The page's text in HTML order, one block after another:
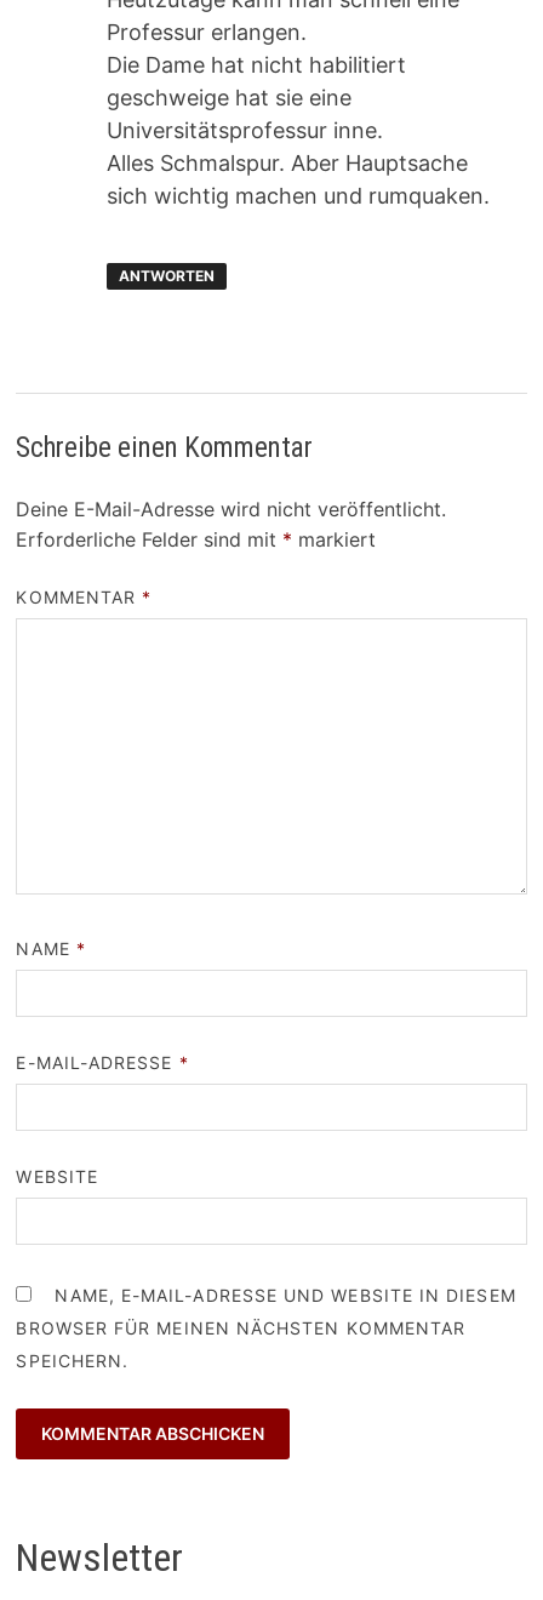
Professur erlangen.
Die Dame hat nicht habilitiert
geschweige hat sie eine
Universitätsprofessur inne.
Alles Schmalspur. Aber Hauptsache
sich wichtig machen und rumquaken.
ANTWORTEN
Schreibe einen Kommentar
Deine E-Mail-Adresse wird nicht veröffentlicht.
Erforderliche Felder sind mit * markiert
KOMMENTAR *
NAME *
E-MAIL-ADRESSE *
WEBSITE
NAME, E-MAIL-ADRESSE UND WEBSITE IN DIESEM
BROWSER FÜR MEINEN NÄCHSTEN KOMMENTAR
SPEICHERN.
Newsletter